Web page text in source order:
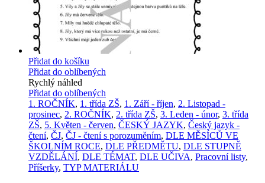
Přidat do košíku
Přidat do oblíbených
Rychlý náhled
Přidat do oblíbených
1. ROČNÍK, 1. třída ZŠ, 1. Září - říjen, 2. Listopad -
prosinec, 2. ROČNÍK, 2. třída ZŠ, 3. Leden - únor, 3. třída
ZŠ, 5. Květen - červen, ČESKÝ JAZYK, Český jazyk -
čtení, ČJ, ČJ - čtení s porozuměním, DLE MĚSÍCŮ VE
ŠKOLNÍM ROCE, DLE PŘEDMĚTU, DLE STUPNĚ
VZDĚLÁNÍ, DLE TÉMAT, DLE UČIVA, Pracovní listy,
Příšerky, TYP MATERIÁLU